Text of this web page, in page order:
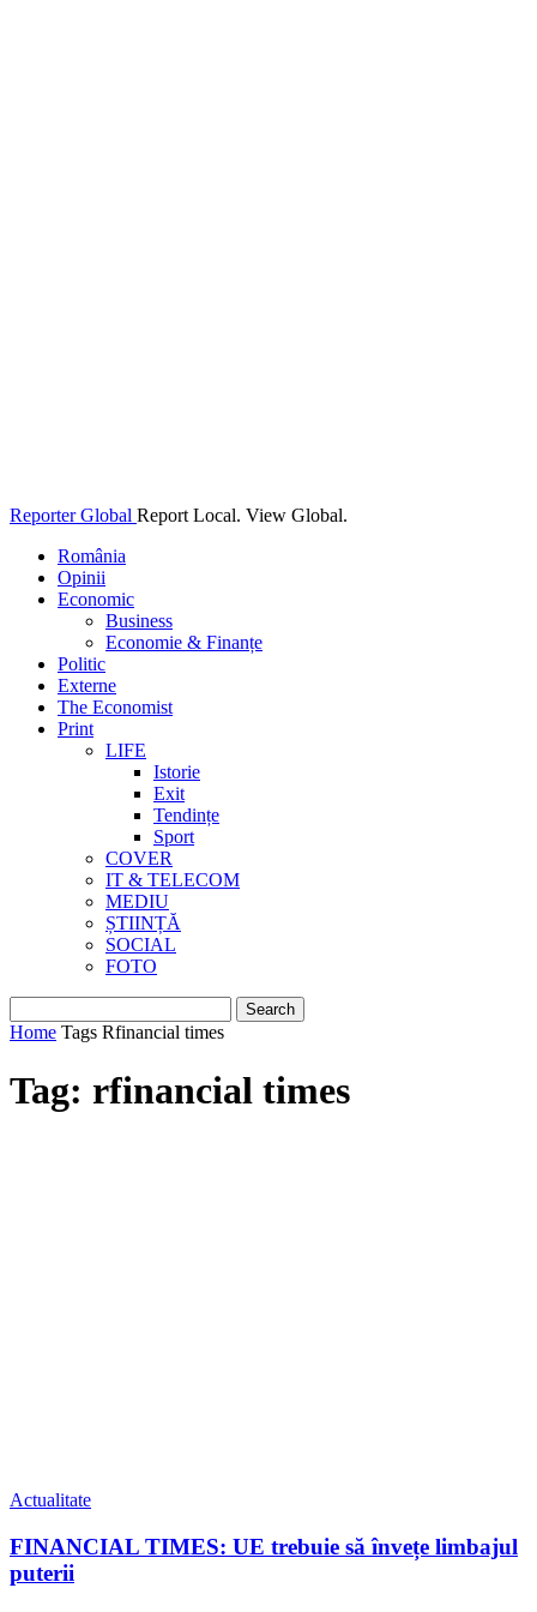
Reporter Global Report Local. View Global.
România
Opinii
Economic
Business
Economie & Finanțe
Politic
Externe
The Economist
Print
LIFE
Istorie
Exit
Tendințe
Sport
COVER
IT & TELECOM
MEDIU
ȘTIINȚĂ
SOCIAL
FOTO
Home Tags Rfinancial times
Tag: rfinancial times
Actualitate
FINANCIAL TIMES: UE trebuie să învețe limbajul
puterii